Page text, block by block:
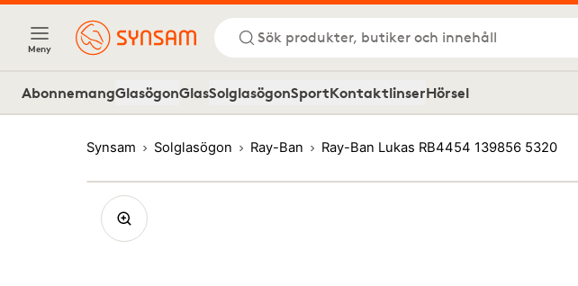
Meny
Sök produkter, butiker och innehåll
AbonnemangGlasögonGlasSolglasögonSportKontaktlinserHörsel
Synsam Solglasögon Ray-Ban Ray-Ban Lukas RB4454 139856 5320